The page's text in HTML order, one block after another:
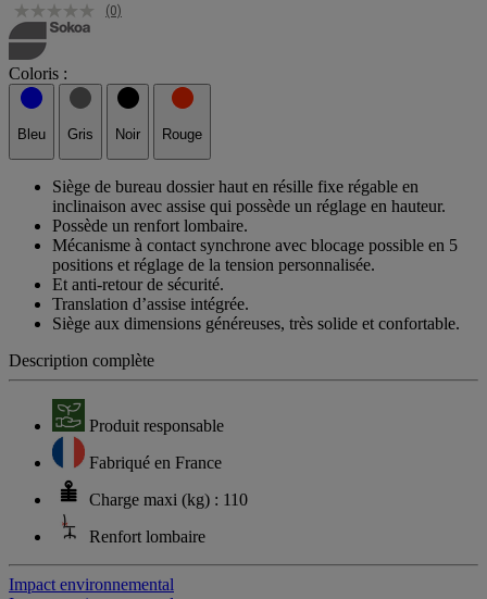
(0)
Coloris :
Bleu Gris Noir Rouge
Siège de bureau dossier haut en résille fixe régable en
inclinaison avec assise qui possède un réglage en hauteur.
Possède un renfort lombaire.
Mécanisme à contact synchrone avec blocage possible en 5
positions et réglage de la tension personnalisée.
Et anti-retour de sécurité.
Translation d’assise intégrée.
Siège aux dimensions généreuses, très solide et confortable.
Description complète
Produit responsable
Fabriqué en France
Charge maxi (kg) : 110
Renfort lombaire
Impact environnemental